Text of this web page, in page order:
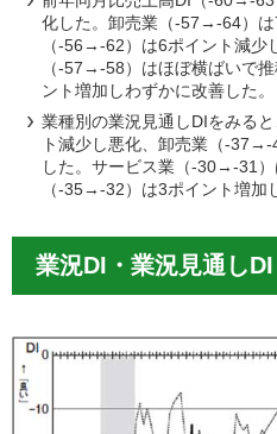
化した。卸売業（-57→-64）
（-56→-62）は6ポイント減少
（-57→-58）はほぼ横ばいで
ント増加しわずかに改善した。
業種別の業況見通しDIをみる
ト減少し悪化、卸売業（-
した。サービス業（-30→-31
（-35→-32）は3ポイント増加
業況DI・業況見通しDI